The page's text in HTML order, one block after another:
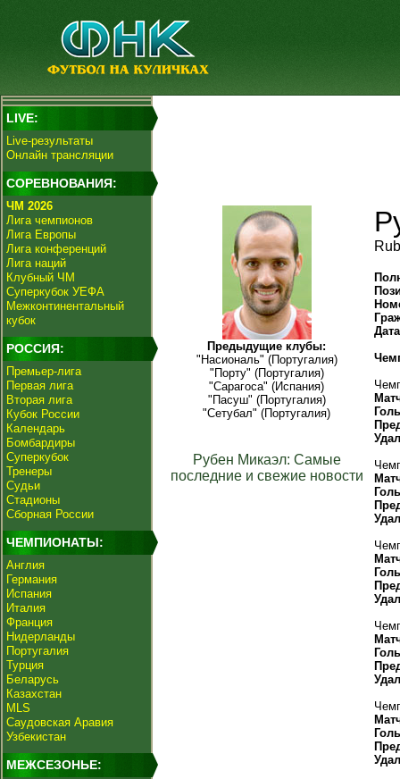
LIVE:
Live-результаты
Онлайн трансляции
СОРЕВНОВАНИЯ:
ЧМ 2026
Лига чемпионов
Лига Европы
Лига конференций
Лига наций
Клубный ЧМ
Суперкубок УЕФА
Межконтинентальный
кубок
РОССИЯ:
Премьер-лига
Первая лига
Вторая лига
Кубок России
Календарь
Бомбардиры
Суперкубок
Тренеры
Судьи
Стадионы
Сборная России
ЧЕМПИОНАТЫ:
Англия
Германия
Испания
Италия
Франция
Нидерланды
Португалия
Турция
Беларусь
Казахстан
MLS
Саудовская Аравия
Узбекистан
МЕЖСЕЗОНЬЕ:
Предыдущие клубы:
"Насиональ" (Португалия)
"Порту" (Португалия)
"Сарагоса" (Испания)
"Пасуш" (Португалия)
"Сетубал" (Португалия)
Рубен Микаэл: Самые
последние и свежие новости